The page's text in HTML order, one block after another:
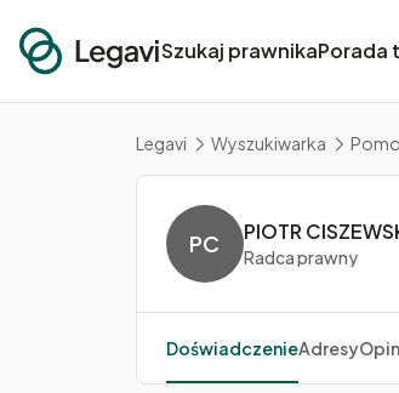
Szukaj prawnikaPorada
Legavi Wyszukiwarka
PC PIOTR
Radca prawny
DoświadczenieAdresy